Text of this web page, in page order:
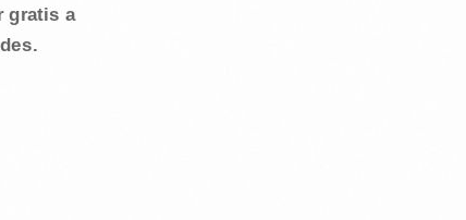
gratis a